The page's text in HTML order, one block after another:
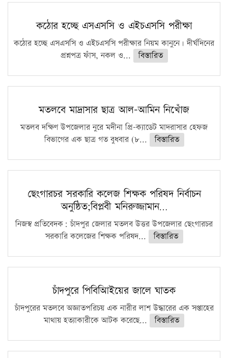
কঠোর হচ্ছে এসএসসি ও এইচএসসি পরীক্ষা
কঠোর হচ্ছে এসএসসি ও এইচএসসি পরীক্ষার নিয়ম কানুনে। দীর্ঘদিনের
প্রশ্নপত্র ফাঁস, নকল ও...
বিস্তারিত
মতলবে মাদ্রাসার ছাত্র আল-আমিন নিখোঁজ
মতলব দক্ষিণ উপজেলার নুরে মদীনা প্রি-ক্যাডেট মাদরাসার হেফজ
বিভাগের এক ছাত্র গত বুধবার (৮...
বিস্তারিত
ছেংগারচর সরকারি কলেজ শিক্ষক পরিষদ নির্বাচন
অনুষ্ঠিত;বিপ্লবী মনিরুজ্জামান…
নিজস্ব প্রতিবেদক: চাঁদপুর জেলার মতলব উত্তর উপজেলার ছেংগারচর
সরকারি কলেজের শিক্ষক পরিষদ...
বিস্তারিত
চাঁদপুরে পিবিআিইয়ের জালে ঘাতক
চাঁদপুরের মতলবে অজ্ঞাতপরিচয় এক নারীর লাশ উদ্ধারের এক সপ্তাহের
মাথায় হত্যাকারীকে আটক করেছে...
বিস্তারিত